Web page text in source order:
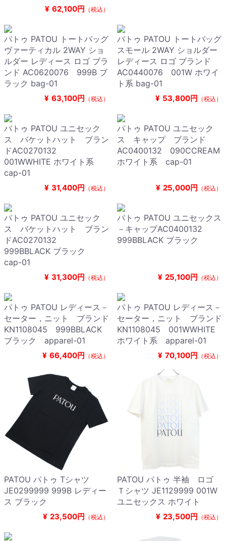
¥ 62,100円 （税込）
パトゥ PATOU トートバッグ
ヴァーティカル 2WAY ショ
ルダー レディース ロゴ ブラ
ンド AC0620076 999B ブ
ラック bag-01
¥ 63,100円 （税込）
パトゥ PATOU トートバッグ
スモール 2WAY ショルダー
レディース ロゴ ブランド
AC0440076 001W ホワイ
ト系 bag-01
¥ 53,800円 （税込）
パトゥ PATOU ユニセック
ス バケットハット ブラン
ドAC0270132
001WWHITE ホワイト系
cap-01
¥ 31,400円 （税込）
パトゥ PATOU ユニセック
ス キャップ ブランド
AC0400132 090CCREAM
ホワイト系 cap-01
¥ 25,000円 （税込）
パトゥ PATOU ユニセック
ス バケットハット ブラン
ドAC0270132
999BBLACK ブラック
cap-01
¥ 31,300円 （税込）
パトゥ PATOU ユニセックス
－キャップAC0400132
999BBLACK ブラック
¥ 25,100円 （税込）
パトゥ PATOU レディース－
セーター，ニット ブランド
KN1108045 999BBLACK
ブラック apparel-01
¥ 66,400円 （税込）
パトゥ PATOU レディース－
セーター，ニット ブランド
KN1108045 001WWHITE
ホワイト系 apparel-01
¥ 70,100円 （税込）
PATOU パトゥ Tシャツ
JE0299999 999B レディー
ス ブラック
¥ 23,500円 （税込）
PATOU パトゥ 半袖 ロゴ
Ｔシャツ JE1129999 001W
ユニセックス ホワイト
¥ 23,500円 （税込）